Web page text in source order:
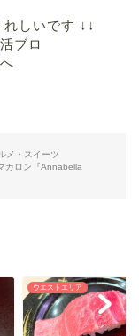
しいです ↓↓
メ・スイーツ
カロン『Annabella
ウエストエリア